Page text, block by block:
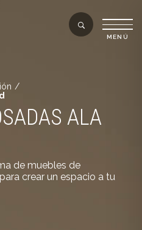
/
ALA
de muebles de
crear un espacio a tu